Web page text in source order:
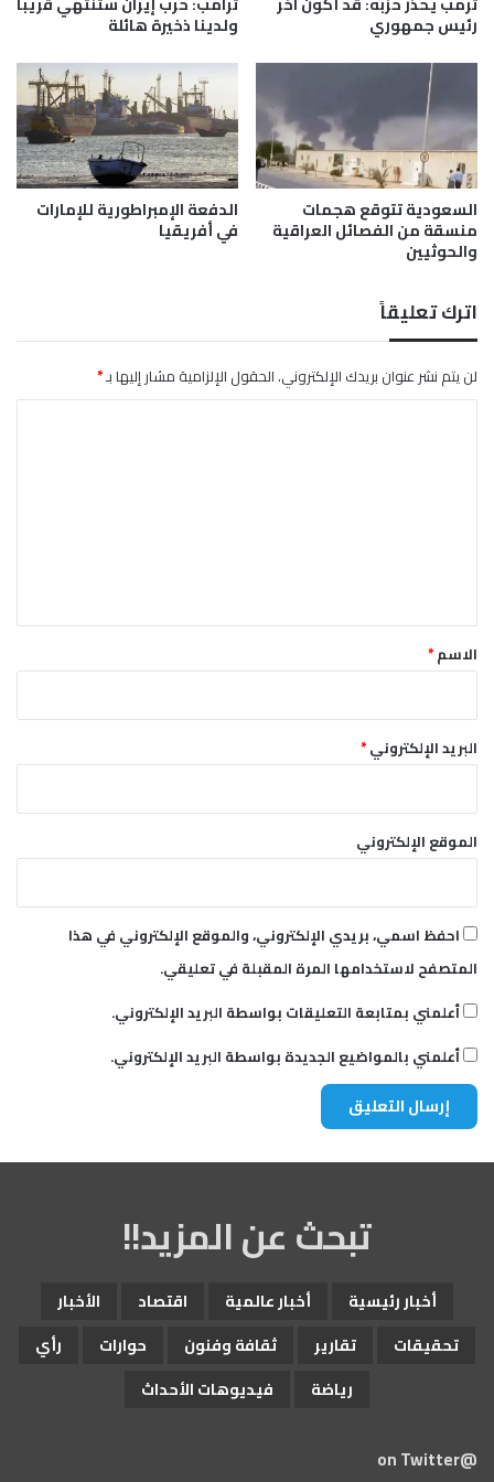
ل
ف
ا
ل
ا
ل
م
ر
و
ة
"
ل
ب
ن
ط
ي
أ
ط
و
ل
ل
ص
م
د
رئيس جمهوري ولدينا ذخيرة هائلة
السعودية تتوقع هجمات
منسقة من الفصائل العراقية
والحوثيين
الدفعة الإمبراطورية للإمارات
في أفريقيا
اترك تعليقاً
لن يتم نشر عنوان بريدك الإلكتروني.الحقول الإلزامية مشار إليها بـ*
*الاسم*
البريد الإلكتروني*
الموقع الإلكتروني
احفظ اسمي، بريدي الإلكتروني، والموقع الإلكتروني في هذا
المتصفح لاستخدامها المرة المقبلة في تعليقي.
أعلمني بمتابعة التعليقات بواسطة البريد الإلكتروني.
أعلمني بالمواضيع الجديدة بواسطة البريد الإلكتروني.
تبحث عن المزيد!!
أخبار رئيسية أخبار عالمية اقتصاد
الأخبار
تحقيقات
تقارير ثقافة وفنون حوارات
رأي
رياضة
فيديوهات الأحداث
@on Twitter